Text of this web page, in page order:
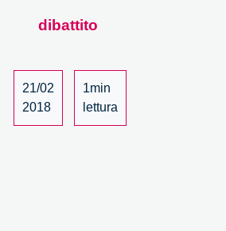
Care.
ecosistema
emergente
campo
dibattito
21/02
2018
1min
lettura